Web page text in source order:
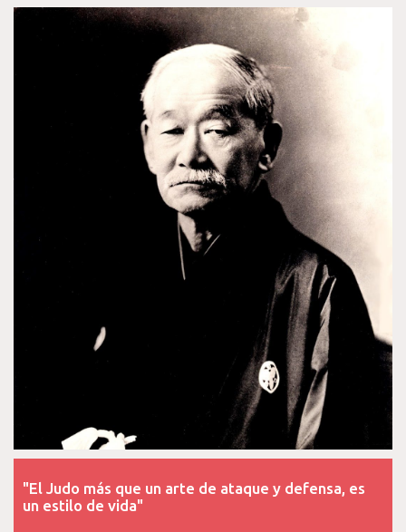
"El Judo más que un arte de ataque y defensa, es
un estilo de vida"